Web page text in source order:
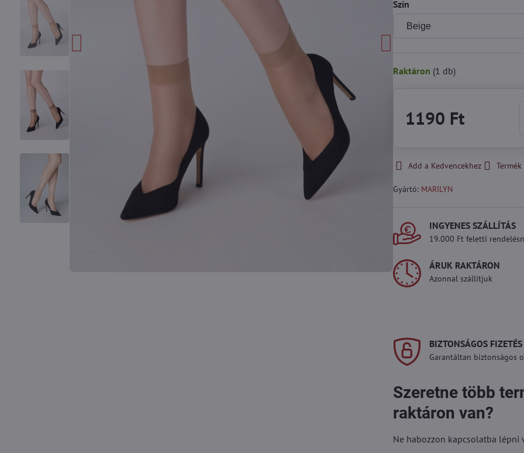
Szín
Raktáron (1 db)
1190 Ft
Add a Kedvencekhez
Gyártó: MARILYN
INGYENES SZÁLLÍTÁS
19.000 Ft feletti
ÁRUK RAKTÁRON
Azonnal szállítjuk
BIZTONSÁGOS FIZETÉS
Garantáltan biztonságos
Szeretne több
raktáron van?
Ne habozzon kapcsolatba